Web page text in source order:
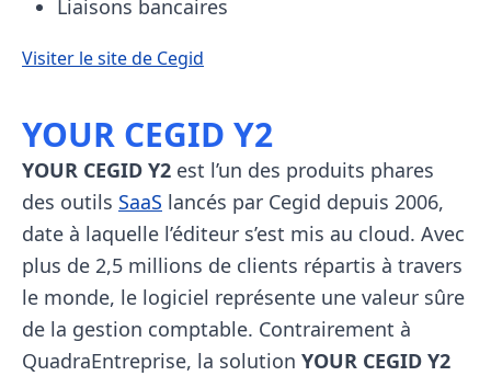
Liaisons bancaires
Visiter le site de Cegid
YOUR CEGID Y2
YOUR CEGID Y2 est l’un des produits phares
des outils SaaS lancés par Cegid depuis 2006,
date à laquelle l’éditeur s’est mis au cloud. Avec
plus de 2,5 millions de clients répartis à travers
le monde, le logiciel représente une valeur sûre
de la gestion comptable. Contrairement à
QuadraEntreprise, la solution YOUR CEGID Y2